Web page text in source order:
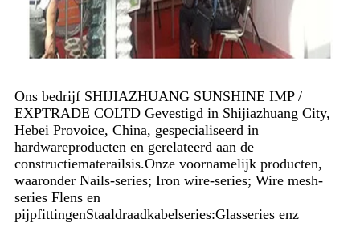
Ons bedrijf SHIJIAZHUANG SUNSHINE IMP /
EXPTRADE COLTD Gevestigd in Shijiazhuang City,
Hebei Provoice, China, gespecialiseerd in
hardwareproducten en gerelateerd aan de
constructiematerailsis.Onze voornamelijk producten,
waaronder Nails-series; Iron wire-series; Wire mesh-
series Flens en
pijpfittingenStaaldraadkabelseries:Glasseries enz